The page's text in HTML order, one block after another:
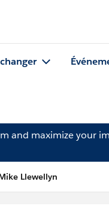
and maximize your
Llewellyn